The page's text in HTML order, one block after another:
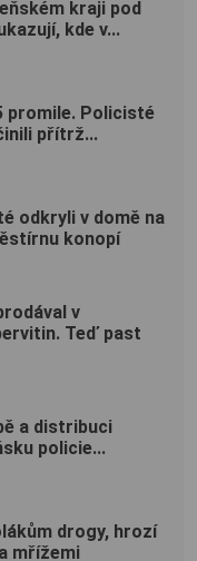
kraji pod
kde v...
promile. Policisté
přítrž...
odkryli v domě na
konopí
v
Teď past
a distribuci
policie...
drogy, hrozí
mřížemi